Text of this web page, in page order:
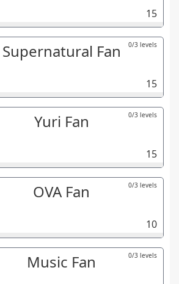
15
Supernatural Fan 0/3 levels
15
Yuri Fan 0/3 levels
15
OVA Fan 0/3 levels
10
Music Fan 0/3 levels